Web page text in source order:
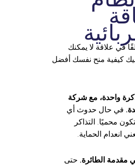
في علاقة لا يمكنك
كيفية منح نفسك أفضل
واحدة، مع شركة
في حال حدوث أي
محميًا. التذاكر
انعدام الحماية.
حتى